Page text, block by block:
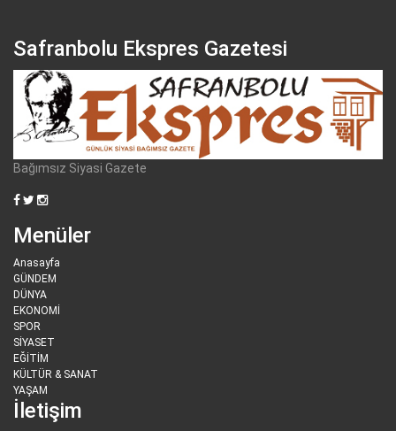
Safranbolu Ekspres Gazetesi
Bağımsız Siyasi Gazete
Menüler
Anasayfa
GÜNDEM
DÜNYA
EKONOMİ
SPOR
SİYASET
EĞİTİM
KÜLTÜR & SANAT
YAŞAM
İletişim